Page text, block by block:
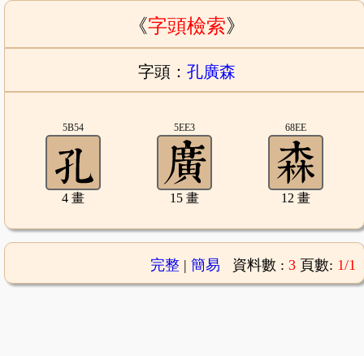
《字頭檢索》
字頭： 孔廣森
5B54
4 畫
5EE3
15 畫
68EE
12 畫
完整| 簡易 資料數 : 3 頁數: 1/1